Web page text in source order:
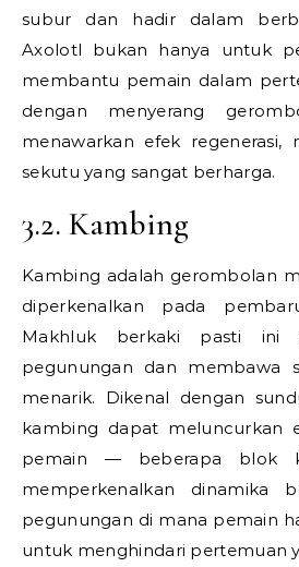
subur dan hadir dalam
Axolotl bukan hanya untuk
membantu pemain dalam
dengan menyerang
menawarkan efek regenerasi,
sekutu yang sangat berharga.
3.2. Kambing
Kambing adalah gerombolan
diperkenalkan pada
Makhluk berkaki pasti ini
pegunungan dan membawa
menarik. Dikenal dengan
kambing dapat meluncurkan
pemain — beberapa blok
memperkenalkan dinamika
pegunungan di mana pemain
untuk menghindari pertemuan